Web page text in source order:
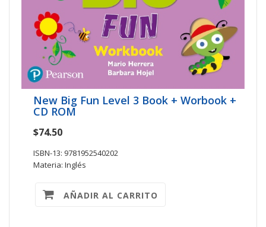
New Big Fun Level 3 Book + Worbook +
CD ROM
$74.50
ISBN-13: 9781952540202
Materia: Inglés
AÑADIR AL CARRITO